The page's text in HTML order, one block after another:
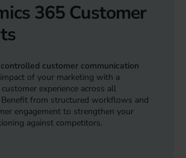
365 Customer
customer communication
of your marketing with a
experience across all
from structured workflows and
engagement to strengthen your
against competitors.